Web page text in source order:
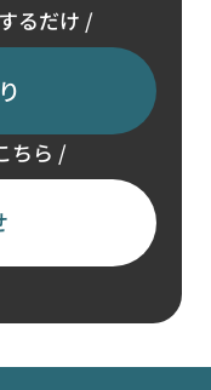
るだけ /
ちら /